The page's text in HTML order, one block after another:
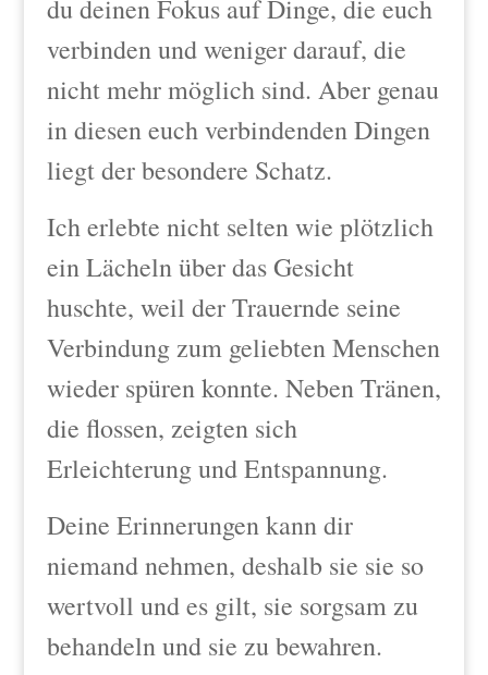
du deinen Fokus auf Dinge, die euch
verbinden und weniger darauf, die
nicht mehr möglich sind. Aber genau
in diesen euch verbindenden Dingen
liegt der besondere Schatz.
Ich erlebte nicht selten wie plötzlich
ein Lächeln über das Gesicht
huschte, weil der Trauernde seine
Verbindung zum geliebten Menschen
wieder spüren konnte. Neben Tränen,
die flossen, zeigten sich
Erleichterung und Entspannung.
Deine Erinnerungen kann dir
niemand nehmen, deshalb sie sie so
wertvoll und es gilt, sie sorgsam zu
behandeln und sie zu bewahren.